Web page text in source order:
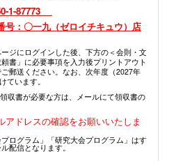
1-87773
号：〇一九（ゼロイチキュウ）店
ジにログインした後、下方の＜会則・文
書」に必要事項を入力後プリントアウト
郵送ください。なお、次年度（2027年
ています。
収書が必要な方は、メールにて領収書の
ドレスの確認をお願いいたしま
ログラム」「研究大会プログラム」はす
配信となります。